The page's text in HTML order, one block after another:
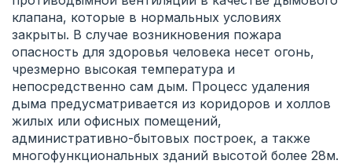
клапана, которые в нормальных условиях
закрыты. В случае возникновения пожара
опасность для здоровья человека несет огонь,
чрезмерно высокая температура и
непосредственно сам дым. Процесс удаления
дыма предусматривается из коридоров и холлов
жилых или офисных помещений,
административно-бытовых построек, а также
многофункциональных зданий высотой более 28м.